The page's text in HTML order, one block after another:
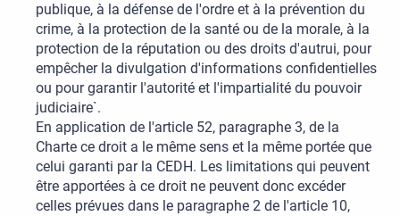
publique, à la défense de l'ordre et à la prévention du
crime, à la protection de la santé ou de la morale, à la
protection de la réputation ou des droits d'autrui, pour
empêcher la divulgation d'informations confidentielles
ou pour garantir l'autorité et l'impartialité du pouvoir
judiciaire`.
En application de l'article 52, paragraphe 3, de la
Charte ce droit a le même sens et la même portée que
celui garanti par la CEDH. Les limitations qui peuvent
être apportées à ce droit ne peuvent donc excéder
celles prévues dans le paragraphe 2 de l'article 10,